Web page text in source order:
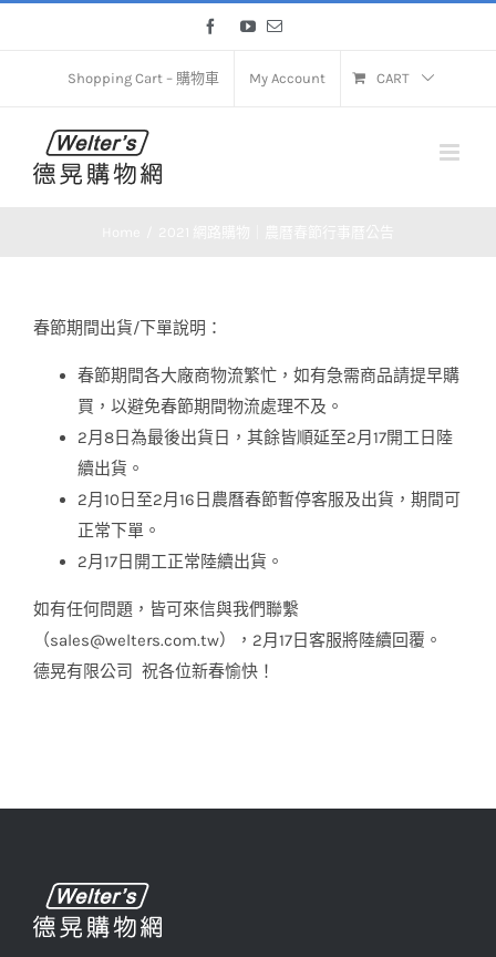
FacebookYouTube
Email
Shopping Cart – 購物車 My Account CART
春節期間出貨/下單說明：
春節期間各大廠商物流繁忙，如有急需商品請提早購
買，以避免春節期間物流處理不及。
2月8日為最後出貨日，其餘皆順延至2月17開工日陸
續出貨。
2月10日至2月16日農曆春節暫停客服及出貨，期間可
正常下單。
2月17日開工正常陸續出貨。
如有任何問題，皆可來信與我們聯繫
（sales@welters.com.tw），2月17日客服將陸續回覆。
德晃有限公司 祝各位新春愉快！